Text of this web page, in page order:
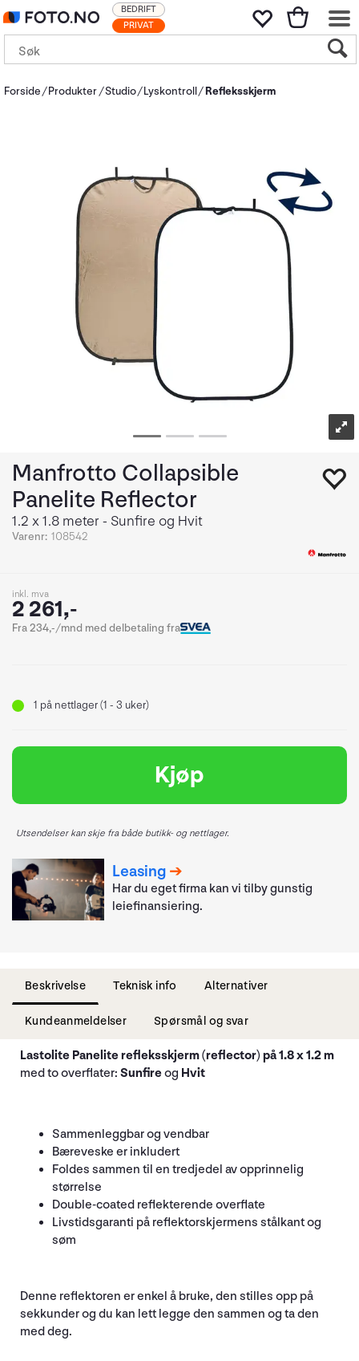
PRIVAT
BEDRIFT
Forside Produkter Studio Lyskontroll Refleksskjerm
Manfrotto Collapsible
Panelite Reflector
1.2 x 1.8 meter - Sunfire og Hvit
Varenr: 108542
inkl. mva
2 261,-
Fra 234,-/mnd med delbetaling fra
1 på nettlager (1 - 3 uker)
Kjøp
Utsendelser kan skje fra både butikk- og nettlager.
Leasing
Har du eget firma kan vi tilby gunstig
leiefinansiering.
Beskrivelse Teknisk info Alternativer
Kundeanmeldelser Spørsmål og svar
Lastolite Panelite refleksskjerm (reflector) på 1.8 x 1.2 m
med to overflater: Sunfireog Hvit
Sammenleggbar og vendbar
Bæreveske er inkludert
Foldes sammen til en tredjedel av opprinnelig
størrelse
Double-coated reflekterende overflate
Livstidsgaranti på reflektorskjermens stålkant og
søm
Denne reflektoren er enkel å bruke, den stilles opp på
sekkunder og du kan lett legge den sammen og ta den
med deg.